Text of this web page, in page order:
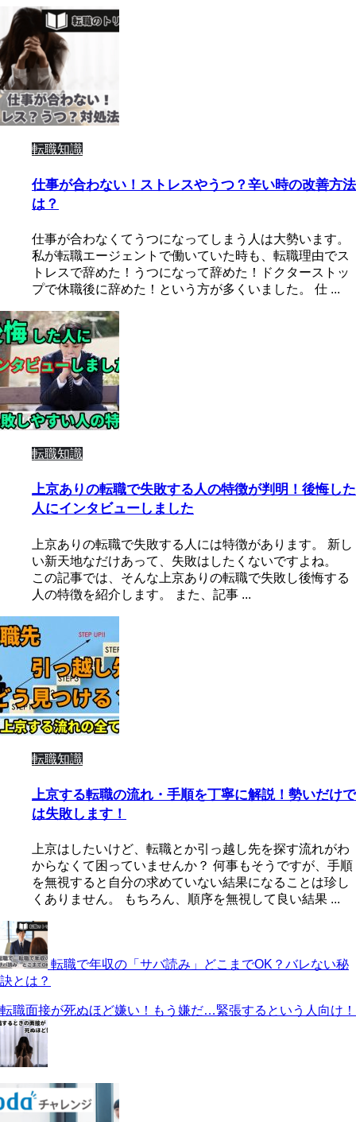
転職知識
仕事が合わない！ストレスやうつ？辛い時の改善方法
は？
仕事が合わなくてうつになってしまう人は大勢います。
私が転職エージェントで働いていた時も、転職理由でス
トレスで辞めた！うつになって辞めた！ドクターストッ
プで休職後に辞めた！という方が多くいました。 仕 ...
転職知識
上京ありの転職で失敗する人の特徴が判明！後悔した
人にインタビューしました
上京ありの転職で失敗する人には特徴があります。 新し
い新天地なだけあって、失敗はしたくないですよね。
この記事では、そんな上京ありの転職で失敗し後悔する
人の特徴を紹介します。 また、記事 ...
転職知識
上京する転職の流れ・手順を丁寧に解説！勢いだけで
は失敗します！
上京はしたいけど、転職とか引っ越し先を探す流れがわ
からなくて困っていませんか？ 何事もそうですが、手順
を無視すると自分の求めていない結果になることは珍し
くありません。 もちろん、順序を無視して良い結果 ...
転職で年収の「サバ読み」どこまでOK？バレない秘
訣とは？
転職面接が死ぬほど嫌い！もう嫌だ…緊張するという人向け！